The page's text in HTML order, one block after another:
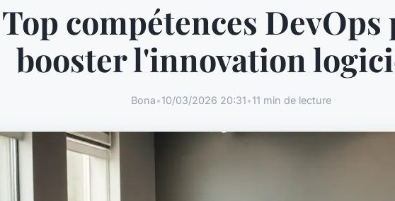
Top compétences
booster l'innovation
Bona•10/03/2026 20:31•11 min de lecture